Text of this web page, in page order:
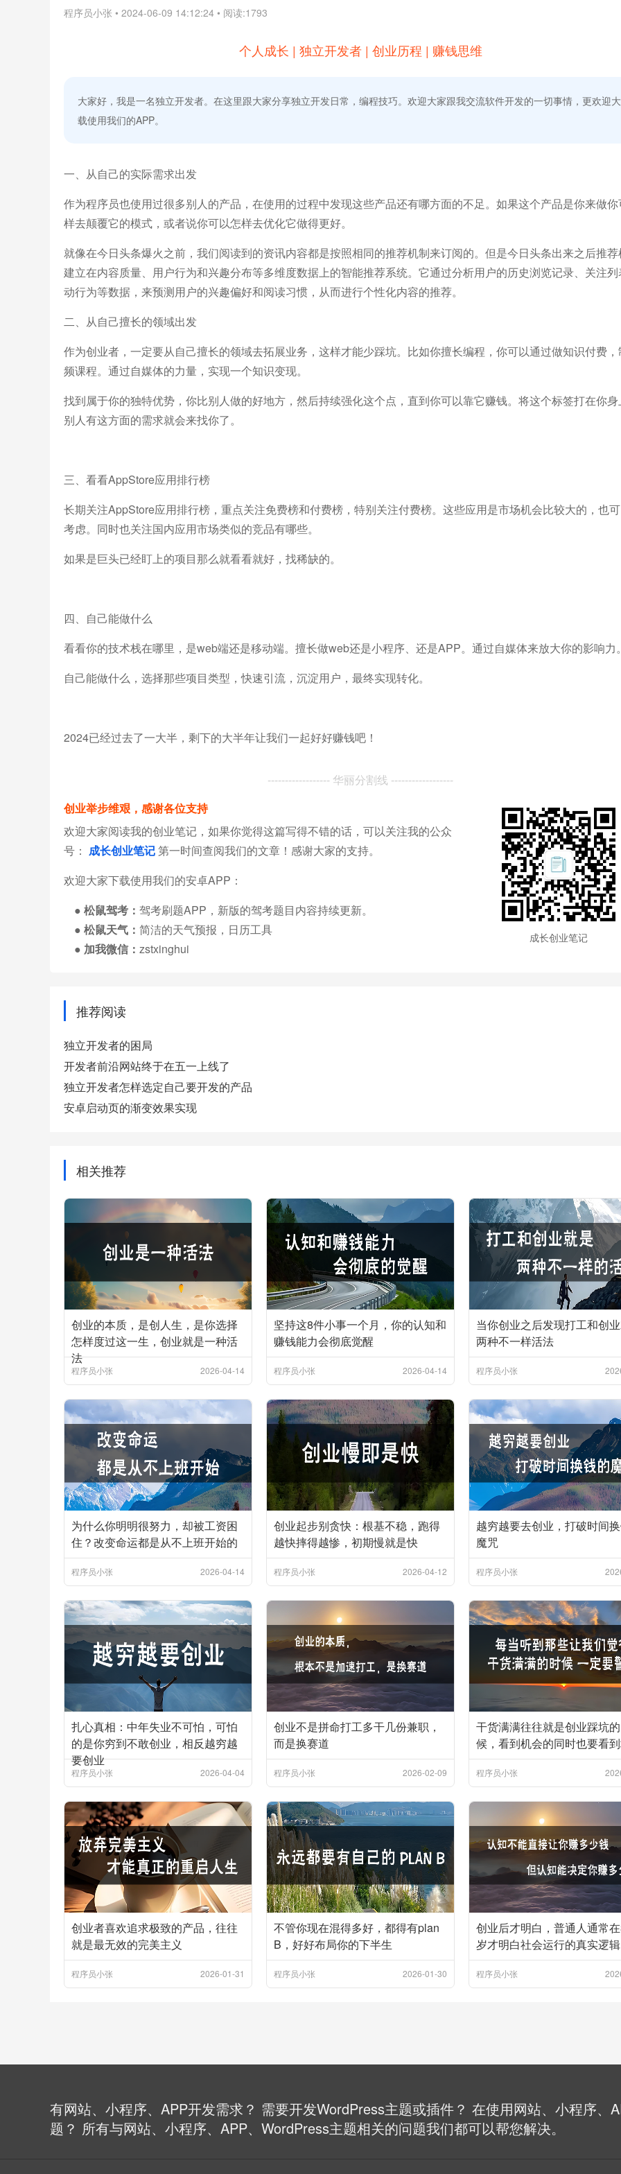
程序员小张 • 2024-06-09 14:12:24 • 阅读:1793
个人成长 | 独立开发者 | 创业历程 | 赚钱思维
大家好，我是一名独立开发者。在这里跟大家分享独立开发日常，编程技巧。欢迎大家跟我交流软件开发的一切事情，更欢迎
载使用我们的APP。
一、从自己的实际需求出发
作为程序员也使用过很多别人的产品，在使用的过程中发现这些产品还有哪方面的不足。如果这个产品是你来做
样去颠覆它的模式，或者说你可以怎样去优化它做得更好。
就像在今日头条爆火之前，我们阅读到的资讯内容都是按照相同的推荐机制来订阅的。但是今日头条出来之后推
建立在内容质量、用户行为和兴趣分布等多维度数据上的智能推荐系统。它通过分析用户的历史浏览记录、关注
动行为等数据，来预测用户的兴趣偏好和阅读习惯，从而进行个性化内容的推荐。
二、从自己擅长的领域出发
作为创业者，一定要从自己擅长的领域去拓展业务，这样才能少踩坑。比如你擅长编程，你可以通过做知识付费
频课程。通过自媒体的力量，实现一个知识变现。
找到属于你的独特优势，你比别人做的好地方，然后持续强化这个点，直到你可以靠它赚钱。将这个标签打在你
别人有这方面的需求就会来找你了。
三、看看AppStore应用排行榜
长期关注AppStore应用排行榜，重点关注免费榜和付费榜，特别关注付费榜。这些应用是市场机会比较大的，也
考虑。同时也关注国内应用市场类似的竞品有哪些。
如果是巨头已经盯上的项目那么就看看就好，找稀缺的。
四、自己能做什么
看看你的技术栈在哪里，是web端还是移动端。擅长做web还是小程序、还是APP。通过自媒体来放大你的影响力
自己能做什么，选择那些项目类型，快速引流，沉淀用户，最终实现转化。
2024已经过去了一大半，剩下的大半年让我们一起好好赚钱吧！
------------------ 华丽分割线 ------------------
创业举步维艰，感谢各位支持
欢迎大家阅读我的创业笔记，如果你觉得这篇写得不错的话，可以关注我的公众
号： 成长创业笔记第一时间查阅我们的文章！感谢大家的支持。
欢迎大家下载使用我们的安卓APP：
● 松鼠驾考： 驾考刷题APP，新版的驾考题目内容持续更新。
● 松鼠天气： 简洁的天气预报，日历工具
● 加我微信： zstxinghui
成长创业笔记
推荐阅读
独立开发者的困局
开发者前沿网站终于在五一上线了
独立开发者怎样选定自己要开发的产品
安卓启动页的渐变效果实现
相关推荐
创业的本质，是创人生，是你选择
怎样度过这一生，创业就是一种活
法
程序员小张 2026-04-14
坚持这8件小事一个月，你的认知和
赚钱能力会彻底觉醒
程序员小张 2026-04-14
当你创业之后发现打工和创
两种不一样活法
程序员小张
为什么你明明很努力，却被工资困
住？改变命运都是从不上班开始的
程序员小张 2026-04-14
创业起步别贪快：根基不稳，跑得
越快摔得越惨，初期慢就是快
程序员小张 2026-04-12
越穷越要去创业，打破时间
魔咒
程序员小张
扎心真相：中年失业不可怕，可怕
的是你穷到不敢创业，相反越穷越
要创业
程序员小张 2026-04-04
创业不是拼命打工多干几份兼职，
而是换赛道
程序员小张 2026-02-09
干货满满往往就是创业踩坑
候，看到机会的同时也要看
程序员小张
创业者喜欢追求极致的产品，往往
就是最无效的完美主义
程序员小张 2026-01-31
不管你现在混得多好，都得有plan
B，好好布局你的下半生
程序员小张 2026-01-30
创业后才明白，普通人通常
岁才明白社会运行的真实逻辑
程序员小张
有网站、小程序、APP开发需求？ 需要开发WordPress主题或插件？ 在使用网站、小程序、
题？ 所有与网站、小程序、APP、WordPress主题相关的问题我们都可以帮您解决。